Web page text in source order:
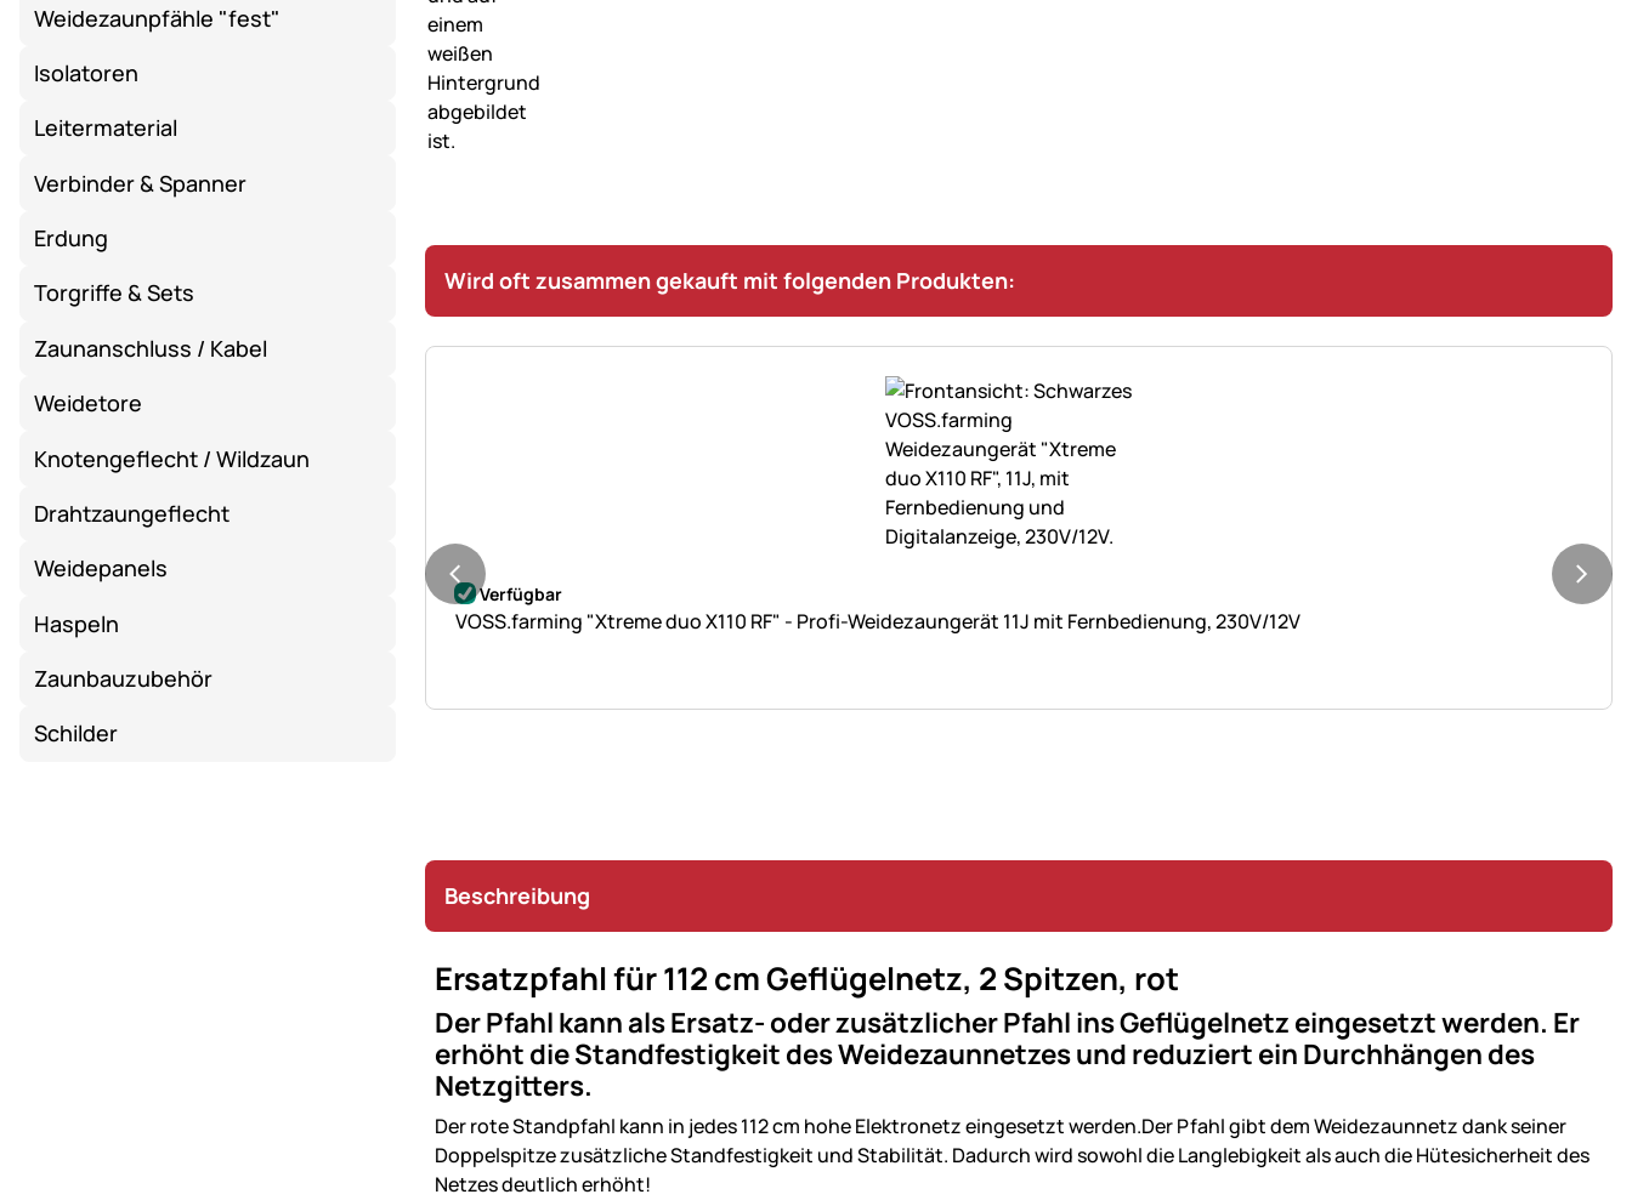
Weidezaunpfähle "fest"
Isolatoren
Leitermaterial
Verbinder & Spanner
Erdung
Torgriffe & Sets
Zaunanschluss / Kabel
Weidetore
Knotengeflecht / Wildzaun
Drahtzaungeflecht
Weidepanels
Haspeln
Zaunbauzubehör
Schilder
Wird oft zusammen gekauft mit folgenden Produkten:
Noch keine Bewertungen abgegeben
Verfügbar
VOSS.farming "Xtreme duo X110 RF" - Profi-Weidezaungerät 11J mit Fernbedienung, 230V/12V
Beschreibung
Ersatzpfahl für 112 cm Geflügelnetz, 2 Spitzen, rot
Der Pfahl kann als Ersatz- oder zusätzlicher Pfahl ins Geflügelnetz eingesetzt werden. Er
erhöht die Standfestigkeit des Weidezaunnetzes und reduziert ein Durchhängen des
Netzgitters.
Der rote Standpfahl kann in jedes 112 cm hohe Elektronetz eingesetzt werden.Der Pfahl gibt dem Weidezaunnetz dank seiner
Doppelspitze zusätzliche Standfestigkeit und Stabilität. Dadurch wird sowohl die Langlebigkeit als auch die Hütesicherheit des
Netzes deutlich erhöht!